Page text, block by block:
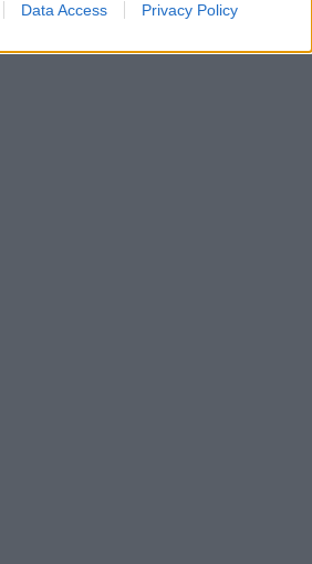
Data Access Privacy Policy